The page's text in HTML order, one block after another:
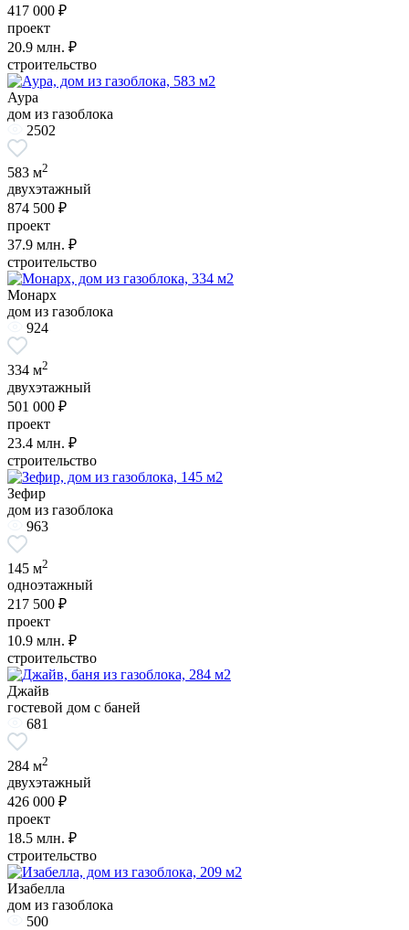
417 000 ₽
проект
20.9 млн. ₽
строительство
Аура
дом из газоблока
2502
583 м2
двухэтажный
874 500 ₽
проект
37.9 млн. ₽
строительство
Монарх
дом из газоблока
924
334 м2
двухэтажный
501 000 ₽
проект
23.4 млн. ₽
строительство
Зефир
дом из газоблока
963
145 м2
одноэтажный
217 500 ₽
проект
10.9 млн. ₽
строительство
Джайв
гостевой дом с баней
681
284 м2
двухэтажный
426 000 ₽
проект
18.5 млн. ₽
строительство
Изабелла
дом из газоблока
500